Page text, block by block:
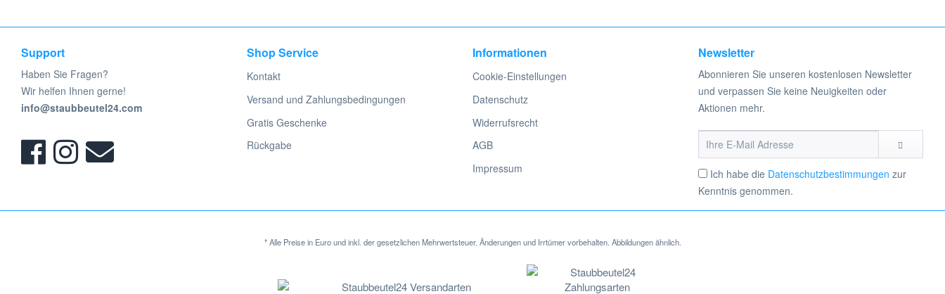
Support
Haben Sie Fragen?
Wir helfen Ihnen gerne!
info@staubbeutel24.com
Shop Service
Kontakt
Versand und Zahlungsbedingungen
Gratis Geschenke
Rückgabe
Informationen
Cookie-Einstellungen
Datenschutz
Widerrufsrecht
AGB
Impressum
Newsletter
Abonnieren Sie unseren kostenlosen Newsletter
und verpassen Sie keine Neuigkeiten oder
Aktionen mehr.
Ich habe die Datenschutzbestimmungen zur
Kenntnis genommen.
* Alle Preise in Euro und inkl. der gesetzlichen Mehrwertsteuer. Änderungen und Irrtümer vorbehalten. Abbildungen ähnlich.